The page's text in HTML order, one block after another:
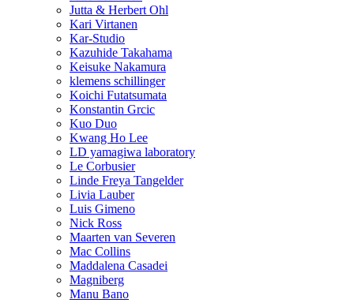
Jutta & Herbert Ohl
Kari Virtanen
Kar-Studio
Kazuhide Takahama
Keisuke Nakamura
klemens schillinger
Koichi Futatsumata
Konstantin Grcic
Kuo Duo
Kwang Ho Lee
LD yamagiwa laboratory
Le Corbusier
Linde Freya Tangelder
Livia Lauber
Luis Gimeno
Nick Ross
Maarten van Severen
Mac Collins
Maddalena Casadei
Magniberg
Manu Bano